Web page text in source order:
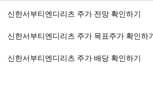
신한서부티엔디리츠 주가 전망 확인하기
신한서부티엔디리츠 주가 목표주가 확인하기
신한서부티엔디리츠 주가 배당 확인하기